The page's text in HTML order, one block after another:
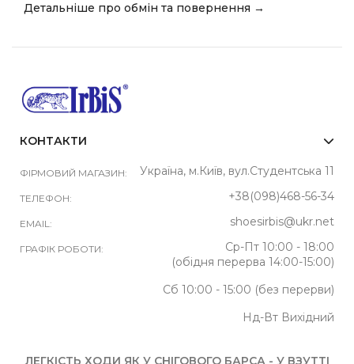
Детальніше про обмін та повернення →
КОНТАКТИ
ФІРМОВИЙ МАГАЗИН: Україна, м.Київ, вул.Студентська 11
ТЕЛЕФОН: +38(098)468-56-34
EMAIL: shoesirbis@ukr.net
ГРАФІК РОБОТИ:
Ср-Пт 10:00 - 18:00
(обідня перерва 14:00-15:00)
Сб 10:00 - 15:00 (без перерви)
Нд-Вт Вихідний
ЛЕГКІСТЬ ХОДИ ЯК У СНІГОВОГО БАРСА - У ВЗУТТІ